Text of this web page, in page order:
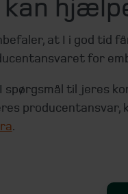
kan
at I i god tid
for
spørgsmål til jeres
producentansvar,
.